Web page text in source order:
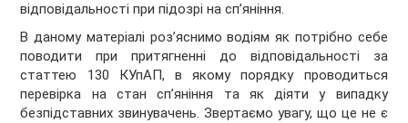
відповідальності при підозрі на сп’яніння.
В даному матеріалі роз’яснимо водіям як потрібно себе
поводити при притягненні до відповідальності за
статтею 130 КУпАП, в якому порядку проводиться
перевірка на стан сп’яніння та як діяти у випадку
безпідставних звинувачень. Звертаємо увагу, що це не є